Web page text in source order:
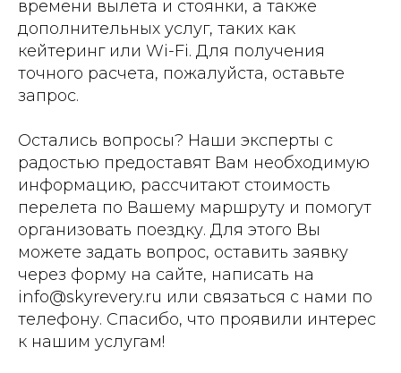
времени вылета и стоянки, а также
дополнительных услуг, таких как
кейтеринг или Wi-Fi. Для получения
точного расчета, пожалуйста, оставьте
запрос.
Остались вопросы? Наши эксперты с
радостью предоставят Вам необходимую
информацию, рассчитают стоимость
перелета по Вашему маршруту и помогут
организовать поездку. Для этого Вы
можете задать вопрос, оставить заявку
через форму на сайте, написать на
info@skyrevery.ru или связаться с нами по
телефону. Спасибо, что проявили интерес
к нашим услугам!